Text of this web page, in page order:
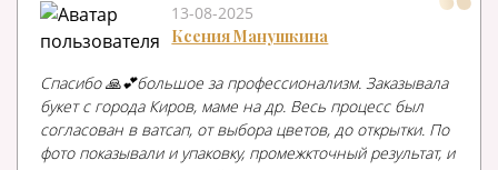
13-08-2025
Ксения Манушкина
Спасибо 🙏💕большое за профессионализм. Заказывала
букет с города Киров, маме на др. Весь процесс был
согласован в ватсап, от выбора цветов, до открытки. По
фото показывали и упаковку, промежкточный результат, и